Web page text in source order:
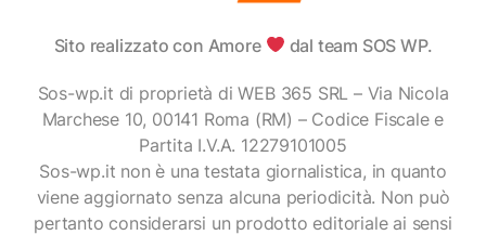
Sito realizzato con Amore dal team SOS WP.
Sos-wp.it di proprietà di WEB 365 SRL – Via Nicola
Marchese 10, 00141 Roma (RM) – Codice Fiscale e
Partita I.V.A. 12279101005
Sos-wp.it non è una testata giornalistica, in quanto
viene aggiornato senza alcuna periodicità. Non può
pertanto considerarsi un prodotto editoriale ai sensi